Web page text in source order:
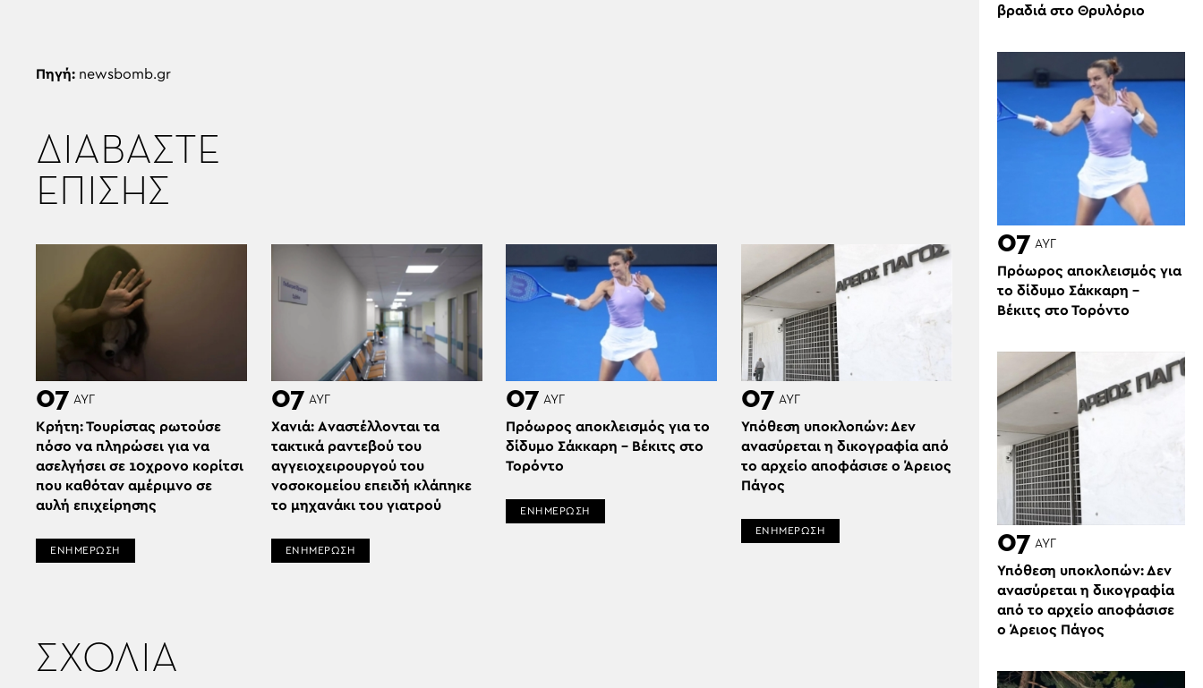
Πηγή: newsbomb.gr
ΔΙΑΒΑΣΤΕ
ΕΠΙΣΗΣ
07 ΑΥΓ
Κρήτη: Τουρίστας ρωτούσε
πόσο να πληρώσει για να
ασελγήσει σε 10χρονο κορίτσι
που καθόταν αμέριμνο σε
αυλή επιχείρησης
ΕΝΗΜΕΡΩΣΗ
07 ΑΥΓ
Χανιά: Aναστέλλονται τα
τακτικά ραντεβού του
αγγειοχειρουργού του
νοσοκομείου επειδή κλάπηκε
το μηχανάκι του γιατρού
ΕΝΗΜΕΡΩΣΗ
07 ΑΥΓ
Πρόωρος αποκλεισμός για το
δίδυμο Σάκκαρη – Βέκιτς στο
Τορόντο
ΕΝΗΜΕΡΩΣΗ
07 ΑΥΓ
Υπόθεση υποκλοπών: Δεν
ανασύρεται η δικογραφία από
το αρχείο αποφάσισε ο Άρειος
Πάγος
ΕΝΗΜΕΡΩΣΗ
ΣΧΟΛΙΑ
βραδιά στο Θρυλόριο
07 ΑΥΓ
Πρόωρος αποκλεισμός για
το δίδυμο Σάκκαρη –
Βέκιτς στο Τορόντο
07 ΑΥΓ
Υπόθεση υποκλοπών: Δεν
ανασύρεται η δικογραφία
από το αρχείο αποφάσισε
ο Άρειος Πάγος